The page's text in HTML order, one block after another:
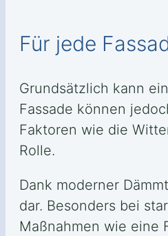
Für jede
Grundsätzlich kann
Fassade können
Faktoren wie die
Rolle.
Dank moderner
dar. Besonders bei
Maßnahmen wie eine